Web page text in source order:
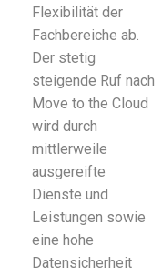
Flexibilität der
Fachbereiche ab.
Der stetig
steigende Ruf nach
Move to the Cloud
wird durch
mittlerweile
ausgereifte
Dienste und
Leistungen sowie
eine hohe
Datensicherheit